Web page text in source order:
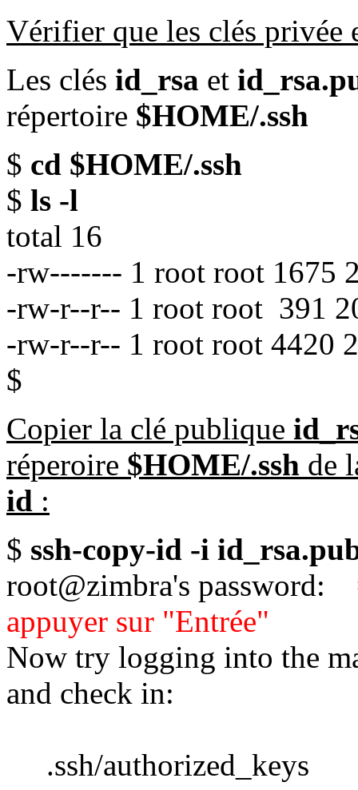
Vérifier que les clés privée
Les clés id_rsa et
répertoire $HOME/.ssh
$ cd $HOME/.ssh
$ ls -l
total 16
-rw------- 1 root root 1675
-rw-r--r-- 1 root root 391
-rw-r--r-- 1 root root 4420
$
Copier la clé publique
réperoire $HOME/.ssh de
id :
$ ssh-copy-id -i
root@zimbra's password:
appuyer sur "Entrée"
Now try logging into the
and check in:
.ssh/authorized_keys